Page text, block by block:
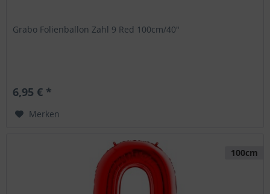
Grabo Folienballon Zahl 9 Red 100cm/40"
6,95 € *
Merken
100cm